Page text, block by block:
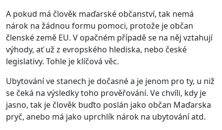
A pokud má člověk maďarské občanství, tak nemá
nárok na žádnou formu pomoci, protože je občan
členské země EU. V opačném případě se na něj vztahují
výhody, ať už z evropského hlediska, nebo české
legislativy. Tohle je klíčová věc.
Ubytování ve stanech je dočasné a je jenom pro ty, u niž
se čeká na výsledky toho prověřování. Ve chvíli, kdy je
jasno, tak je člověk buďto poslán jako občan Maďarska
pryč, anebo má jako uprchlík nárok na ubytování atd.